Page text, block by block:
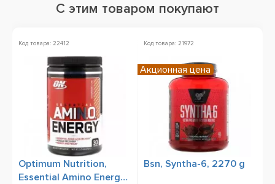
С этим товаром покупают
Код товара: 22412
Optimum Nutrition,
Essential Amino Energy,
Код товара: 21972
Bsn, Syntha-6, 2270 g
Акционная цена